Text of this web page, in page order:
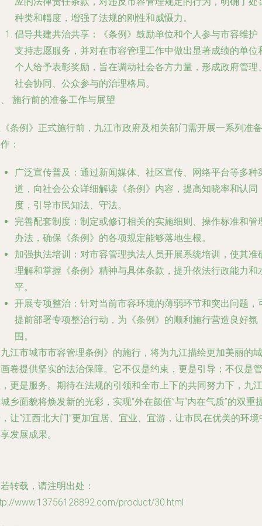
种类和幅度，增强了法规的刚性和威慑力。
倡导共建共治共享 ：《条例》鼓励单位和个人参与市容维护
支持志愿服务，并对在市容管理工作中做出显著成绩的单位
个人给予表彰奖励，旨在调动社会各方力量，形成政府管理
社会协同、公众参与的治理格局。
施行前的准备工作与展望
条例》正式施行前，九江市政府及相关部门需开展一系列准备
：
广泛宣传普及 ：通过新闻媒体、社区宣传、网络平台等多种
道，向社会公众详细解读《条例》内容，提高知晓率和认同
度，引导市民知法、守法。
完善配套制度 ：制定或修订相关的实施细则、操作标准和管
办法，确保《条例》的各项规定能够落地生根。
加强执法培训
：对市容管理执法人员开展系统培训，使其准
理解和掌握《条例》精神与具体条款，提升依法行政能力和
平。
开展专项整治 ：针对当前市容环境的薄弱环节和突出问题，
提前部署专项整治行动，为《条例》的顺利施行营造良好氛
围。
江市城市市容管理条例》的施行，将为九江描绘更加美丽的城
卷提供坚实的法治保障。它不仅是约束，更是引导；不仅是管
更是服务。期待在法规的引领和全市上下的共同努力下，九江
乡面貌将焕发新的光彩，实现“外在颜值”与“内在气质”的双重
让“江西北大门”更加宜居、宜业、宜游，让市民在优美的环境
发展成果。
转载，请注明出处：
www.13756128892.com/product/30.html